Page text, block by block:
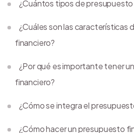
¿Cuántos tipos de
¿Cuáles son las características
financiero?
¿Por qué es importante tener
financiero?
¿Cómo se integra el
¿Cómo hacer un presupuesto